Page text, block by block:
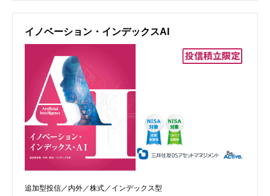
イノベーション・インデックスAI
追加型投信／内外／株式／インデックス型